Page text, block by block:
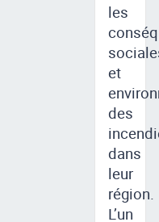
les
et
des
dans
leur
région.
L’un